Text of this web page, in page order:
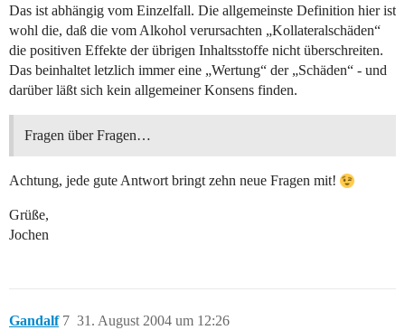
Das ist abhängig vom Einzelfall. Die allgemeinste Definition hier ist
wohl die, daß die vom Alkohol verursachten „Kollateralschäden“
die positiven Effekte der übrigen Inhaltsstoffe nicht überschreiten.
Das beinhaltet letzlich immer eine „Wertung“ der „Schäden“ - und
darüber läßt sich kein allgemeiner Konsens finden.
Fragen über Fragen…
Achtung, jede gute Antwort bringt zehn neue Fragen mit!
Grüße,
Jochen
Gandalf 31. August 2004 um 12:26
7